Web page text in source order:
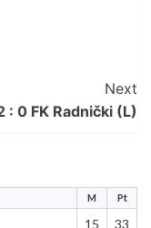
Next
: 0 FK Radnički (L)
M Pt
15 33